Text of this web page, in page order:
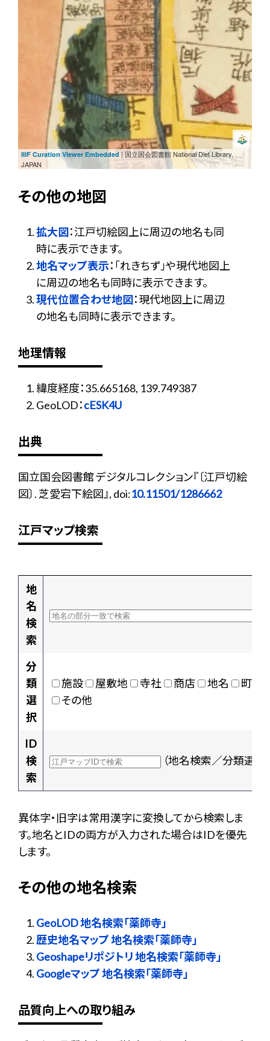
IIIF Curation Viewer Embedded| 国立国会図書館 National Diet Library,
JAPAN
その他の地図
拡大図：江戸切絵図上に周辺の地名も同
時に表示できます。
地名マップ表示：「れきちず」や現代地図上
に周辺の地名も同時に表示できます。
現代位置合わせ地図：現代地図上に周辺
の地名も同時に表示できます。
地理情報
緯度経度：35.665168, 139.749387
GeoLOD：cESK4U
出典
国立国会図書館 デジタルコレクション『〔江戸切絵
図〕. 芝愛宕下絵図』, doi:10.11501/1286662
江戸マップ検索
地
名
検
索
分
類
選
択
施設 屋敷地 寺社 商店 地名
町村
その他
ID
検
索
（地名検索／分類選択
異体字・旧字は常用漢字に変換してから検索しま
す。地名とIDの両方が入力された場合はIDを優先
します。
その他の地名検索
GeoLOD 地名検索「薬師寺」
歴史地名マップ 地名検索「薬師寺」
Geoshapeリポジトリ 地名検索「薬師寺」
Googleマップ 地名検索「薬師寺」
品質向上への取り組み